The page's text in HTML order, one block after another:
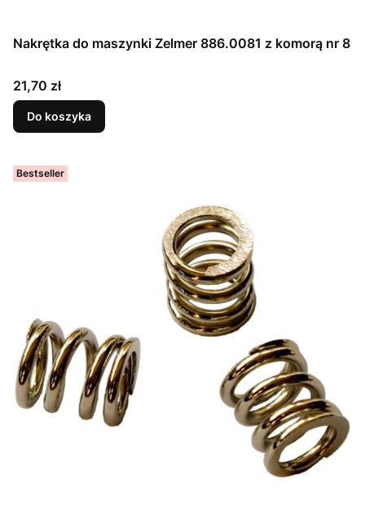
Nakrętka do maszynki Zelmer 886.0081 z komorą nr 8
Cena
21,70 zł
Do koszyka
Bestseller